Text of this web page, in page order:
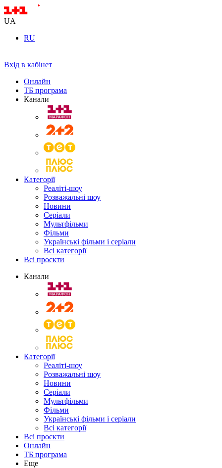
UA
RU
Вхід в кабінет
Онлайн
ТБ програма
Канали
Категорії
Реаліті-шоу
Розважальні шоу
Новини
Серіали
Мультфільми
Фільми
Українські фільми і серіали
Всі категорії
Всі проєкти
Канали
Категорії
Реаліті-шоу
Розважальні шоу
Новини
Серіали
Мультфільми
Фільми
Українські фільми і серіали
Всі категорії
Всі проєкти
Онлайн
ТБ програма
Еще